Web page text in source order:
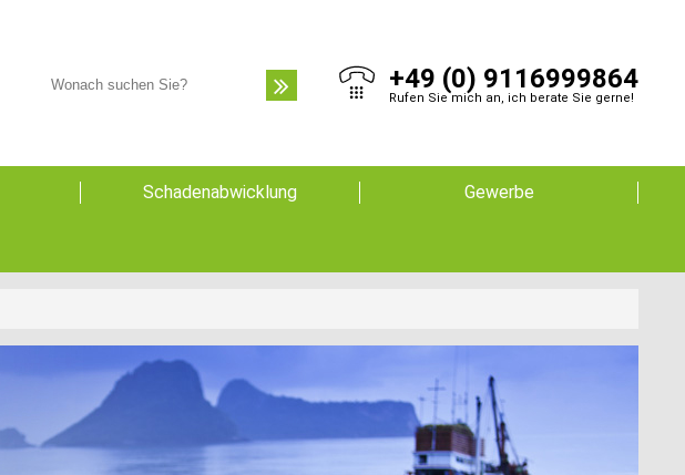
+49 (0) 9116999864
Rufen Sie mich an, ich berate Sie gerne!
Schadenabwicklung Gewerbe